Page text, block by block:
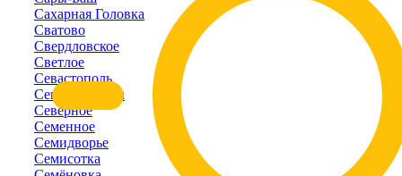
Сахарная Головка
Сватово
Свердловское
Светлое
Севастополь
Севастьяновка
Северное
Семенное
Семидворье
Семисотка